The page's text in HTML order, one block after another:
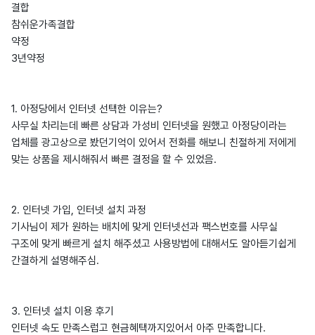
결합
참쉬운가족결합
약정
3년약정
1. 아정당에서 인터넷 선택한 이유는?
사무실 차리는데 빠른 상담과 가성비 인터넷을 원했고 아정당이라는
업체를 광고상으로 봤던기억이 있어서 전화를 해보니 친절하게 저에게
맞는 상품을 제시해줘서 빠른 결정을 할 수 있었음.
2. 인터넷 가입, 인터넷 설치 과정
기사님이 제가 원하는 배치에 맞게 인터넷선과 팩스번호를 사무실
구조에 맞게 빠르게 설치 해주셨고 사용방법에 대해서도 알아듣기쉽게
간결하게 설명해주심.
3. 인터넷 설치 이용 후기
인터넷 속도 만족스럽고 현금혜택까지있어서 아주 만족합니다.